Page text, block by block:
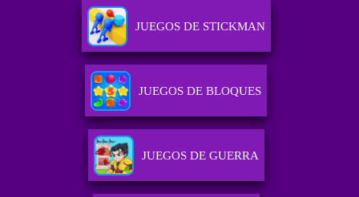
JUEGOS DE STICKMAN
JUEGOS DE BLOQUES
JUEGOS DE GUERRA